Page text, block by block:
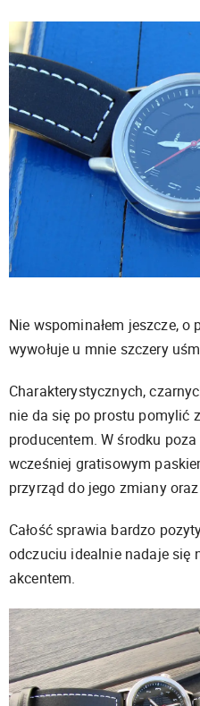
Nie wspominałem jeszcze, o
wywołuje u mnie szczery
Charakterystycznych,
nie da się po prostu pomylić
producentem. W środku
wcześniej gratisowym
przyrząd do jego zmiany
Całość sprawia bardzo
odczuciu idealnie nadaje się
akcentem.